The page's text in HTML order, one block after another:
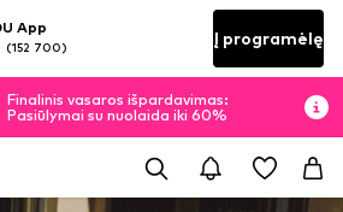
App
(152 700) Į programėlę
Finalinis vasaros išpardavimas:
Pasiūlymai su nuolaida iki 60%